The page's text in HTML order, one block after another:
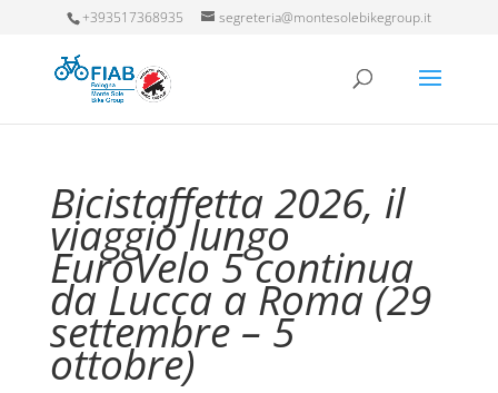
+393517368935 segreteria@montesolebikegroup.it
Bicistaffetta 2026, il
viaggio lungo
EuroVelo 5 continua
da Lucca a Roma (29
settembre – 5
ottobre)